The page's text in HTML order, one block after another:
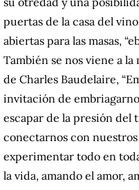
puertas de la casa del
abiertas para las masas,
También se nos viene a la
de Charles Baudelaire,
invitación de
escapar de la presión del
conectarnos con
experimentar todo en
la vida, amando el amor,